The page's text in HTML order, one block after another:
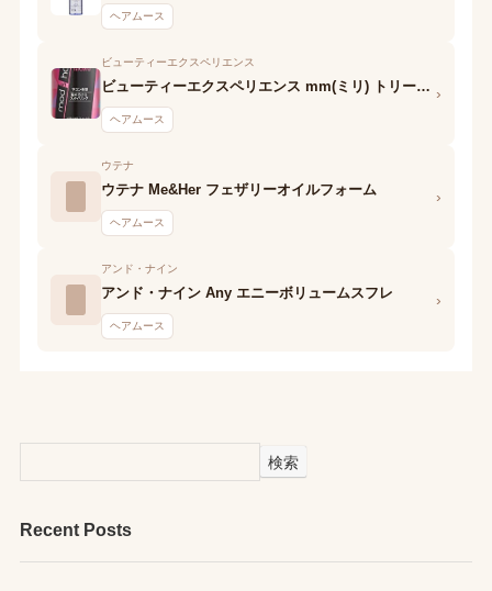
ヘアムース
ビューティーエクスペリエンス
ビューティーエクスペリエンス mm(ミリ) トリートメントフォーム
ヘアムース
›
ウテナ
ウテナ Me&Her フェザリーオイルフォーム
ヘアムース
›
アンド・ナイン
アンド・ナイン Any エニーボリュームスフレ
ヘアムース
›
検索
Recent Posts